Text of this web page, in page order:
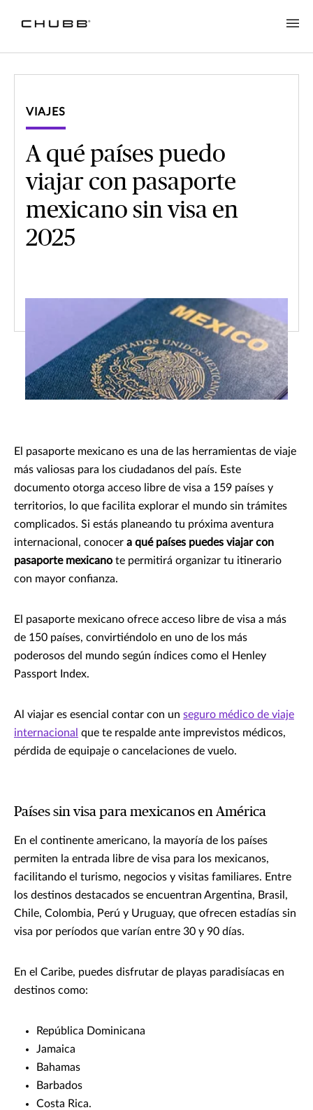
VIAJES
A qué países puedo
viajar con pasaporte
mexicano sin visa en
2025
El pasaporte mexicano es una de las herramientas de viaje
más valiosas para los ciudadanos del país. Este
documento otorga acceso libre de visa a 159 países y
territorios, lo que facilita explorar el mundo sin trámites
complicados. Si estás planeando tu próxima aventura
internacional, conocer a qué países puedes viajar con
pasaporte mexicano te permitirá organizar tu itinerario
con mayor confianza.
El pasaporte mexicano ofrece acceso libre de visa a más
de 150 países, convirtiéndolo en uno de los más
poderosos del mundo según índices como el Henley
Passport Index.
Al viajar es esencial contar con un seguro médico de viaje
internacional que te respalde ante imprevistos médicos,
pérdida de equipaje o cancelaciones de vuelo.
Países sin visa para mexicanos en América
En el continente americano, la mayoría de los países
permiten la entrada libre de visa para los mexicanos,
facilitando el turismo, negocios y visitas familiares. Entre
los destinos destacados se encuentran Argentina, Brasil,
Chile, Colombia, Perú y Uruguay, que ofrecen estadías sin
visa por períodos que varían entre 30 y 90 días.
En el Caribe, puedes disfrutar de playas paradisíacas en
destinos como:
República Dominicana
Jamaica
Bahamas
Barbados
Costa Rica.